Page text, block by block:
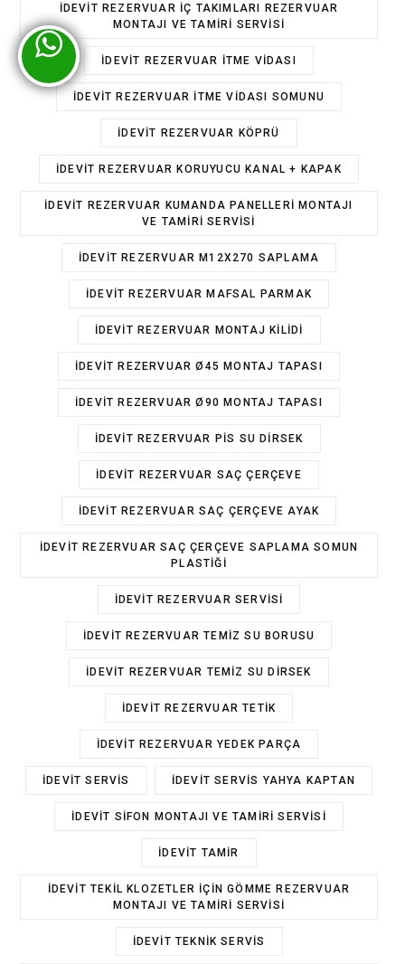
IDEVIT REZERVUAR IÇ TAKIMLARI REZERVUAR
MONTAJI VE TAMIRI SERVISI
IDEVIT REZERVUAR ITME VIDASI
IDEVIT REZERVUAR ITME VIDASI SOMUNU
IDEVIT REZERVUAR KÖPRÜ
IDEVIT REZERVUAR KORUYUCU KANAL + KAPAK
IDEVIT REZERVUAR KUMANDA PANELLERI MONTAJI
VE TAMIRI SERVISI
IDEVIT REZERVUAR M12X270 SAPLAMA
IDEVIT REZERVUAR MAFSAL PARMAK
IDEVIT REZERVUAR MONTAJ KILIDI
IDEVIT REZERVUAR Ø45 MONTAJ TAPASI
IDEVIT REZERVUAR Ø90 MONTAJ TAPASI
IDEVIT REZERVUAR PIS SU DIRSEK
IDEVIT REZERVUAR SAÇ ÇERÇEVE
IDEVIT REZERVUAR SAÇ ÇERÇEVE AYAK
IDEVIT REZERVUAR SAÇ ÇERÇEVE SAPLAMA SOMUN
PLASTIĞI
IDEVIT REZERVUAR SERVISI
IDEVIT REZERVUAR TEMIZ SU BORUSU
IDEVIT REZERVUAR TEMIZ SU DIRSEK
IDEVIT REZERVUAR TETIK
IDEVIT REZERVUAR YEDEK PARÇA
IDEVIT SERVIS IDEVIT SERVIS YAHYA KAPTAN
IDEVIT SIFON MONTAJI VE TAMIRI SERVISI
IDEVIT TAMIR
IDEVIT TEKIL KLOZETLER IÇIN GÖMME REZERVUAR
MONTAJI VE TAMIRI SERVISI
IDEVIT TEKNIK SERVIS